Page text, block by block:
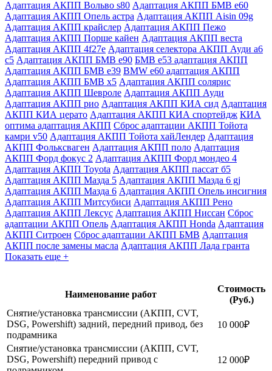
Адаптация АКПП Вольво s80 Адаптация АКПП БМВ е60
Адаптация АКПП Опель астра Адаптация АКПП Aisin 09g
Адаптация АКПП крайслер Адаптация АКПП Пежо
Адаптация АКПП Порше кайен Адаптация АКПП веста
Адаптация АКПП 4f27e Адаптация селектора АКПП Ауди а6
с5 Адаптация АКПП БМВ е90 БМВ е53 адаптация АКПП
Адаптация АКПП БМВ е39 BMW e60 адаптация АКПП
Адаптация АКПП БМВ х5 Адаптация АКПП солярис
Адаптация АКПП Шевроле Адаптация АКПП Ауди
Адаптация АКПП рио Адаптация АКПП КИА сид Адаптация
АКПП КИА церато Адаптация АКПП КИА спортейдж КИА
оптима адаптация АКПП Сброс адаптации АКПП Тойота
камри v50 Адаптация АКПП Тойота хайЛендер Адаптация
АКПП Фольксваген Адаптация АКПП поло Адаптация
АКПП Форд фокус 2 Адаптация АКПП Форд мондео 4
Адаптация АКПП Toyota Адаптация АКПП пассат б5
Адаптация АКПП Мазда 5 Адаптация АКПП Мазда 6 gj
Адаптация АКПП Мазда 6 Адаптация АКПП Опель инсигния
Адаптация АКПП Митсубиси Адаптация АКПП Рено
Адаптация АКПП Лексус Адаптация АКПП Ниссан Сброс
адаптации АКПП Опель Адаптация АКПП Honda Адаптация
АКПП Ситроен Сброс адаптации АКПП БМВ Адаптация
АКПП после замены масла Адаптация АКПП Лада гранта
Показать еще +
Наименование работ
Стоимость
(Руб.)
Снятие/установка трансмиссии (АКПП, CVT,
DSG, Powershift) задний, передний привод, без
подрамника
10 000₽
Снятие/установка трансмиссии (АКПП, CVT,
DSG, Powershift) передний привод с
12 000₽